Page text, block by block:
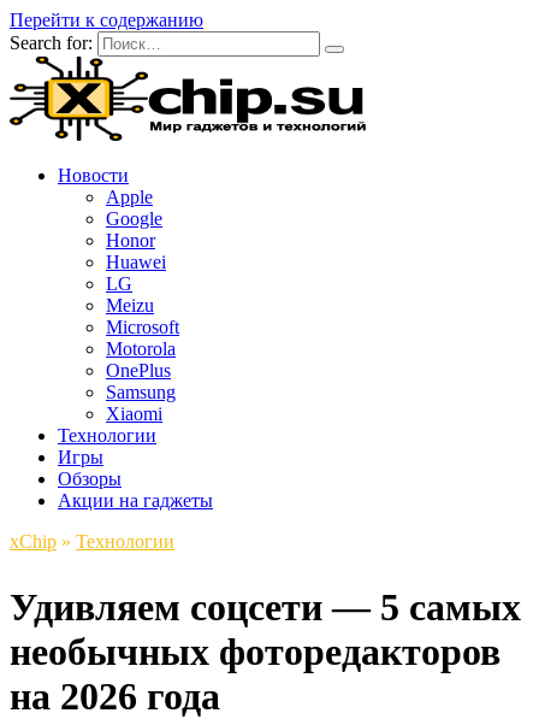
Перейти к содержанию
Search for:
Новости
Apple
Google
Honor
Huawei
LG
Meizu
Microsoft
Motorola
OnePlus
Samsung
Xiaomi
Технологии
Игры
Обзоры
Акции на гаджеты
xСhip » Технологии
Удивляем соцсети — 5 самых
необычных фоторедакторов
на 2026 года